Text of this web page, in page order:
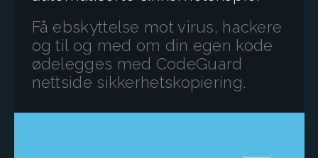
Få ebskyttelse mot virus, hackere
og til og med om din egen kode
ødelegges med CodeGuard
nettside sikkerhetskopiering.